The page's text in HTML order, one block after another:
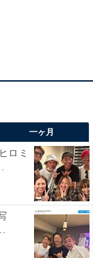
一ヶ月
ロミ